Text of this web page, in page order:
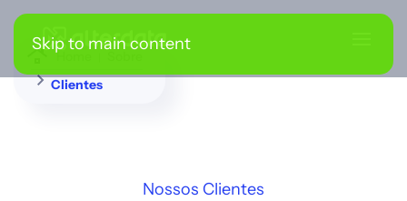
Skip to main content
Home
Clientes
Nossos Clientes